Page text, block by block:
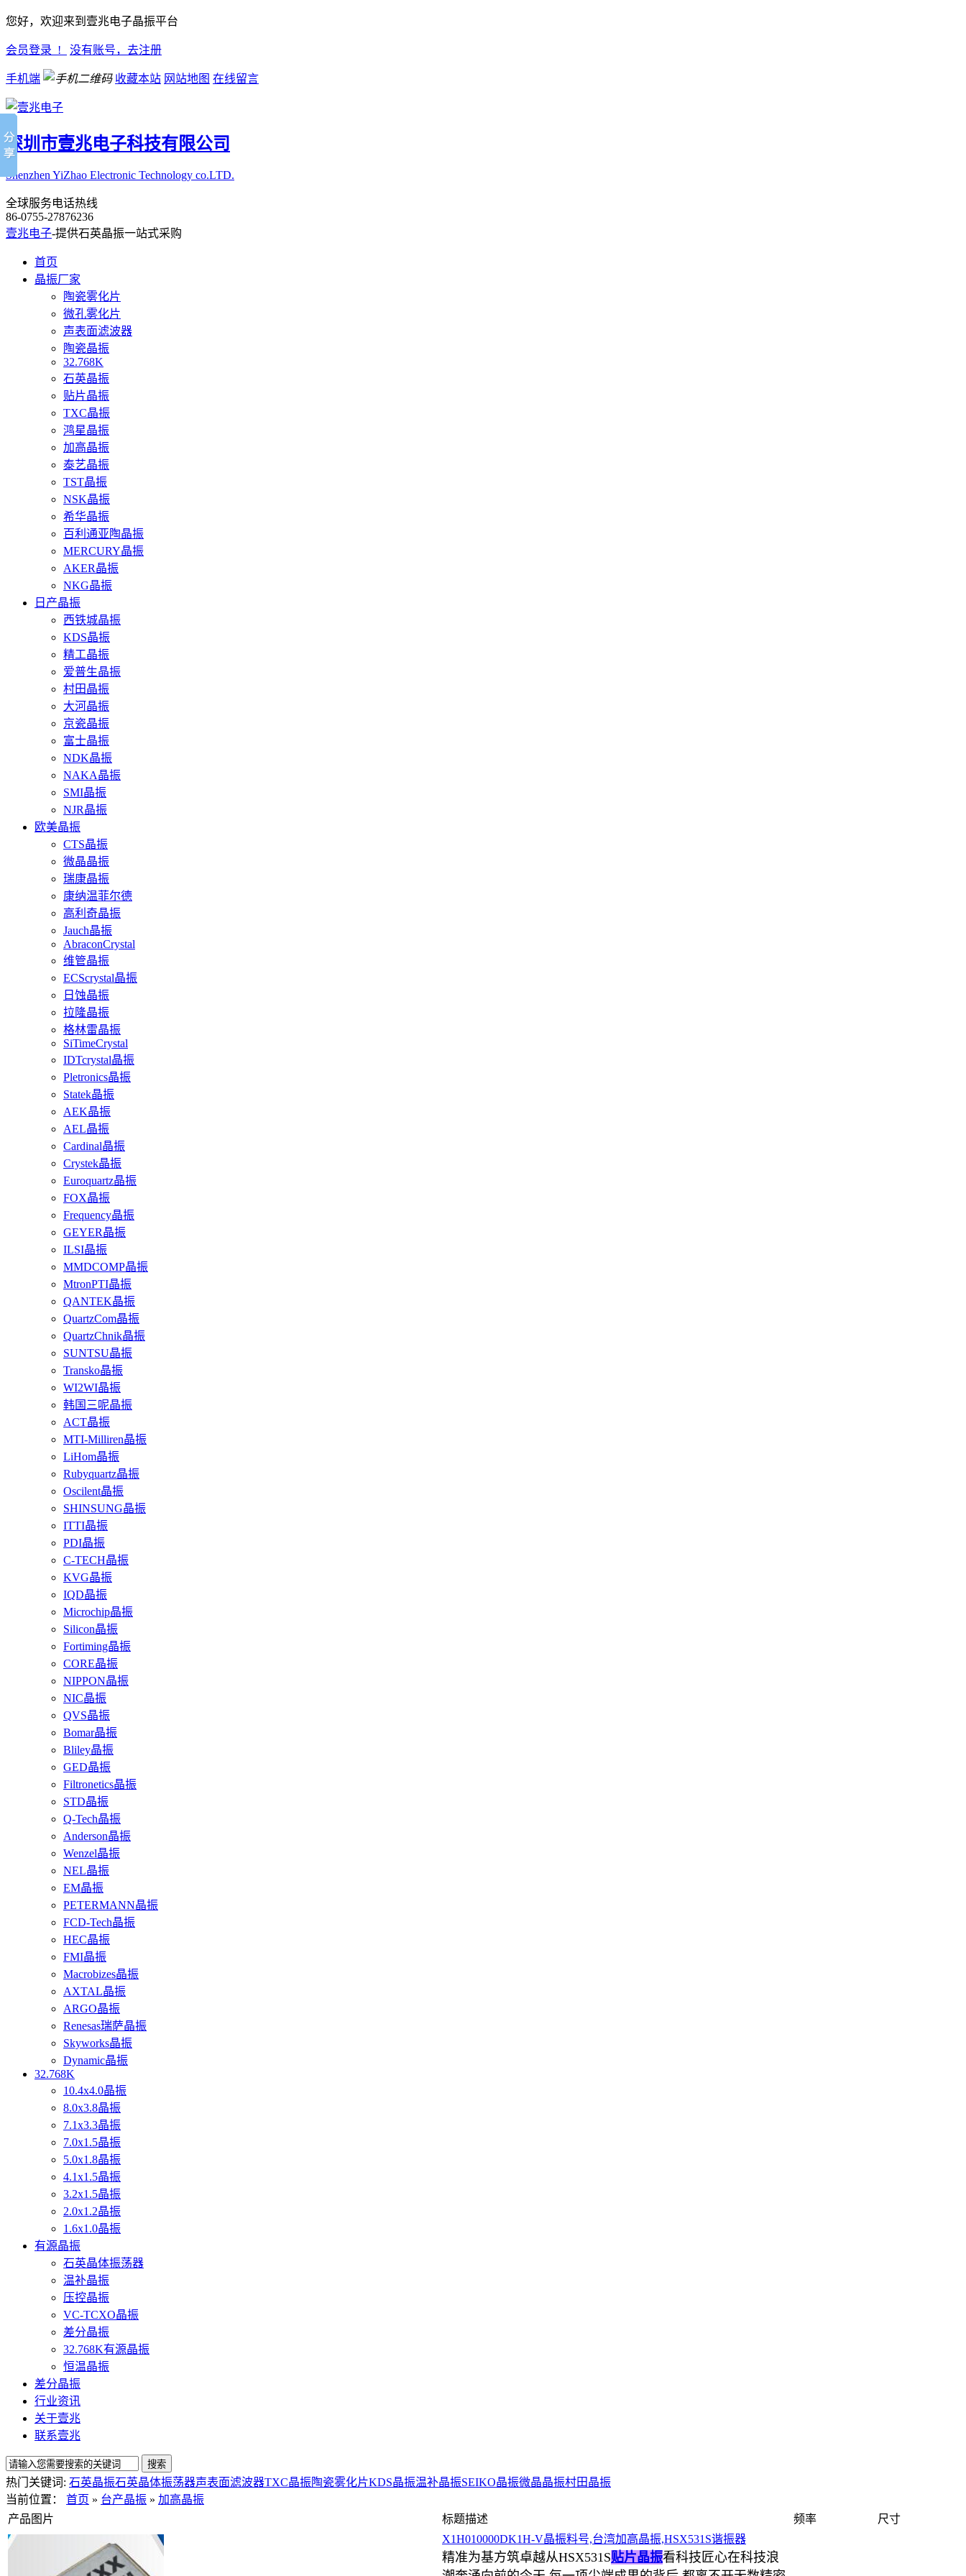
您好，欢迎来到壹兆电子晶振平台
会员登录 ! 没有账号，去注册
手机端 收藏本站 网站地图 在线留言
深圳市壹兆电子科技有限公司
Shenzhen YiZhao Electronic Technology co.LTD.
全球服务电话热线
86-0755-27876236
壹兆电子-提供石英晶振一站式采购
首页
晶振厂家
陶瓷雾化片
微孔雾化片
声表面滤波器
陶瓷晶振
32.768K
石英晶振
贴片晶振
TXC晶振
鸿星晶振
加高晶振
泰艺晶振
TST晶振
NSK晶振
希华晶振
百利通亚陶晶振
MERCURY晶振
AKER晶振
NKG晶振
日产晶振
西铁城晶振
KDS晶振
精工晶振
爱普生晶振
村田晶振
大河晶振
京瓷晶振
富士晶振
NDK晶振
NAKA晶振
SMI晶振
NJR晶振
欧美晶振
CTS晶振
微晶晶振
瑞康晶振
康纳温菲尔德
高利奇晶振
Jauch晶振
AbraconCrystal
维管晶振
ECScrystal晶振
日蚀晶振
拉隆晶振
格林雷晶振
SiTimeCrystal
IDTcrystal晶振
Pletronics晶振
Statek晶振
AEK晶振
AEL晶振
Cardinal晶振
Crystek晶振
Euroquartz晶振
FOX晶振
Frequency晶振
GEYER晶振
ILSI晶振
MMDCOMP晶振
MtronPTI晶振
QANTEK晶振
QuartzCom晶振
QuartzChnik晶振
SUNTSU晶振
Transko晶振
WI2WI晶振
韩国三呢晶振
ACT晶振
MTI-Milliren晶振
LiHom晶振
Rubyquartz晶振
Oscilent晶振
SHINSUNG晶振
ITTI晶振
PDI晶振
C-TECH晶振
KVG晶振
IQD晶振
Microchip晶振
Silicon晶振
Fortiming晶振
CORE晶振
NIPPON晶振
NIC晶振
QVS晶振
Bomar晶振
Bliley晶振
GED晶振
Filtronetics晶振
STD晶振
Q-Tech晶振
Anderson晶振
Wenzel晶振
NEL晶振
EM晶振
PETERMANN晶振
FCD-Tech晶振
HEC晶振
FMI晶振
Macrobizes晶振
AXTAL晶振
ARGO晶振
Renesas瑞萨晶振
Skyworks晶振
Dynamic晶振
32.768K
10.4x4.0晶振
8.0x3.8晶振
7.1x3.3晶振
7.0x1.5晶振
5.0x1.8晶振
4.1x1.5晶振
3.2x1.5晶振
2.0x1.2晶振
1.6x1.0晶振
有源晶振
石英晶体振荡器
温补晶振
压控晶振
VC-TCXO晶振
差分晶振
32.768K有源晶振
恒温晶振
差分晶振
行业资讯
关于壹兆
联系壹兆
热门关键词: 石英晶振石英晶体振荡器声表面滤波器TXC晶振陶瓷雾化片KDS晶振温补晶振SEIKO晶振微晶晶振村田晶振
当前位置：
首页 » 台产晶振 » 加高晶振
产品图片
标题描述 频率
尺寸
X1H010000DK1H-V晶振料号,台湾加高晶振,HSX531S谐振器
精准为基方筑卓越从HSX531S贴片晶振看科技匠心在科技浪